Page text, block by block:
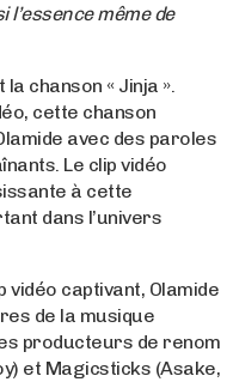
même de
la chanson « Jinja ».
cette chanson
avec des paroles
Le clip vidéo
à cette
dans l’univers
vidéo captivant, Olamide
de la musique
producteurs de renom
et Magicsticks (Asake,